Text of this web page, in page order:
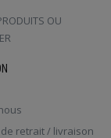
OU
retrait / livraison